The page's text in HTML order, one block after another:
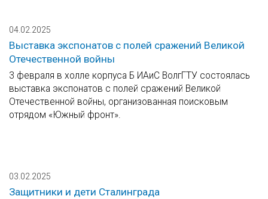
04.02.2025
Выставка экспонатов с полей сражений Великой
Отечественной войны
3 февраля в холле корпуса Б ИАиС ВолгГТУ состоялась
выставка экспонатов с полей сражений Великой
Отечественной войны, организованная поисковым
отрядом «Южный фронт».
03.02.2025
Защитники и дети Сталинграда